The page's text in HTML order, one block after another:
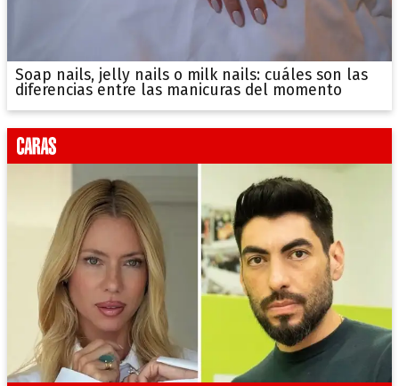
Soap nails, jelly nails o milk nails: cuáles son las
diferencias entre las manicuras del momento